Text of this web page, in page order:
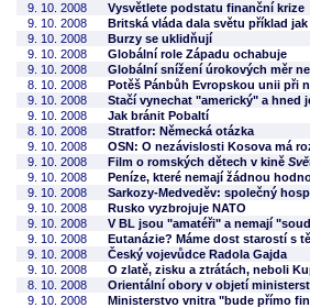
9. 10. 2008
Vysvětlete podstatu finanční krize
9. 10. 2008
Britská vláda dala světu příklad
9. 10. 2008
Burzy se uklidňují
9. 10. 2008
Globální role Západu ochabuje
9. 10. 2008
Globální snížení úrokových měr
8. 10. 2008
Potěš Pánbůh Evropskou unii při
9. 10. 2008
Stačí vynechat "americký" a hned
9. 10. 2008
Jak bránit Pobaltí
8. 10. 2008
Stratfor: Německá otázka
9. 10. 2008
OSN: O nezávislosti Kosova má
9. 10. 2008
Film o romských dětech v kině
9. 10. 2008
Peníze, které nemají žádnou
9. 10. 2008
Sarkozy-Medveděv: společný
9. 10. 2008
Rusko vyzbrojuje NATO
9. 10. 2008
V BL jsou "amatéři" a nemají
9. 10. 2008
Eutanázie? Máme dost starostí s
9. 10. 2008
Český vojevůdce Radola Gajda
9. 10. 2008
O zlatě, zisku a ztrátách, neboli
8. 10. 2008
Orientální obory v objetí
9. 10. 2008
Ministerstvo vnitra "bude přímo